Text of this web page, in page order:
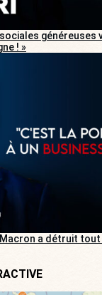
sociales
! »
Macron a détruit